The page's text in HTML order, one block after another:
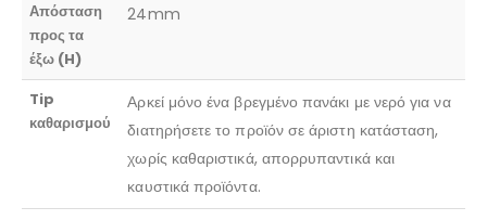
Απόσταση
προς τα
έξω (H)
24mm
Tip
καθαρισμού
Αρκεί μόνο ένα βρεγμένο πανάκι με νερό για να
διατηρήσετε το προϊόν σε άριστη κατάσταση,
χωρίς καθαριστικά, απορρυπαντικά και
καυστικά προϊόντα.